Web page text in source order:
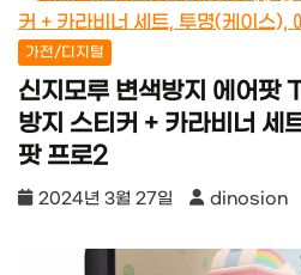
가전/디지털
신지모루 변색방지 에어팟
방지 스티커 + 카라비너 세
팟 프로2
2024년 3월 27일 dinosion